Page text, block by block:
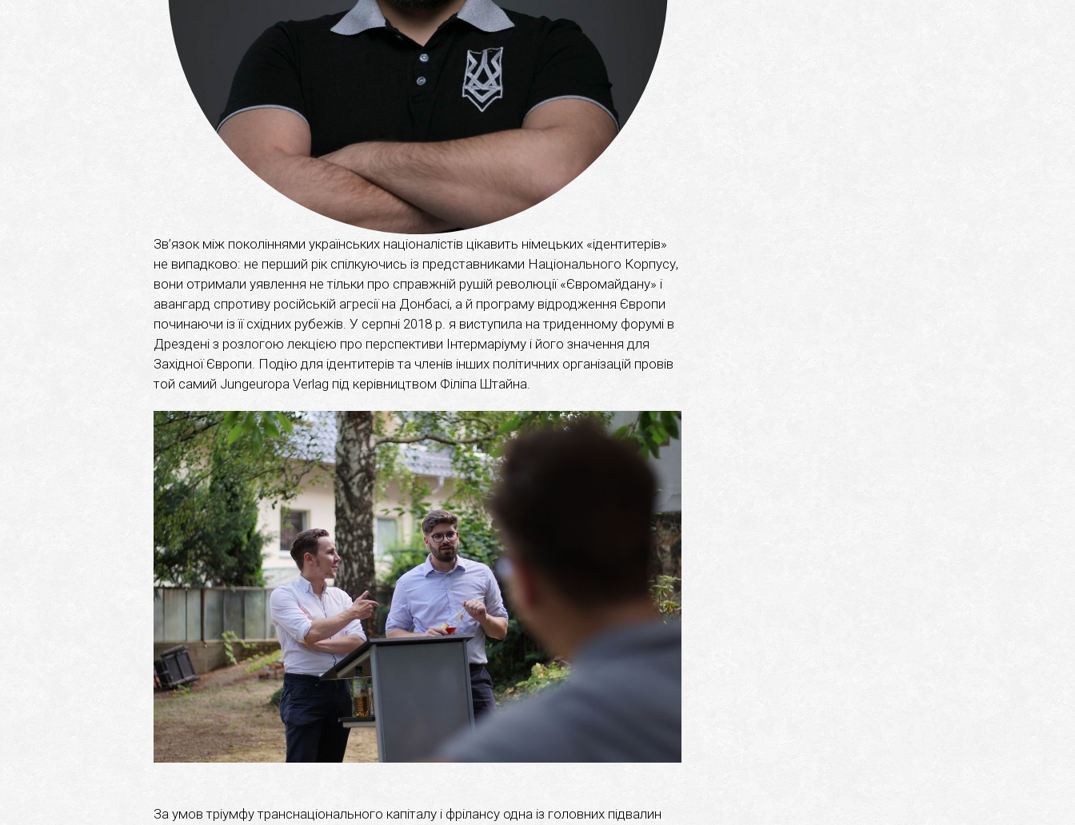
Зв’язок між поколіннями українських націоналістів цікавить німецьких «ідентитерів»
не випадково: не перший рік спілкуючись із представниками Національного Корпусу,
вони отримали уявлення не тільки про справжній рушій революції «Євромайдану» і
авангард спротиву російській агресії на Донбасі, а й програму відродження Європи
починаючи із її східних рубежів. У серпні 2018 р. я виступила на триденному форумі в
Дрездені з розлогою лекцією про перспективи Інтермаріуму і його значення для
Західної Європи. Подію для ідентитерів та членів інших політичних організацій провів
той самий Jungeuropa Verlag під керівництвом Філіпа Штайна.
За умов тріумфу транснаціонального капіталу і фрілансу одна із головних підвалин